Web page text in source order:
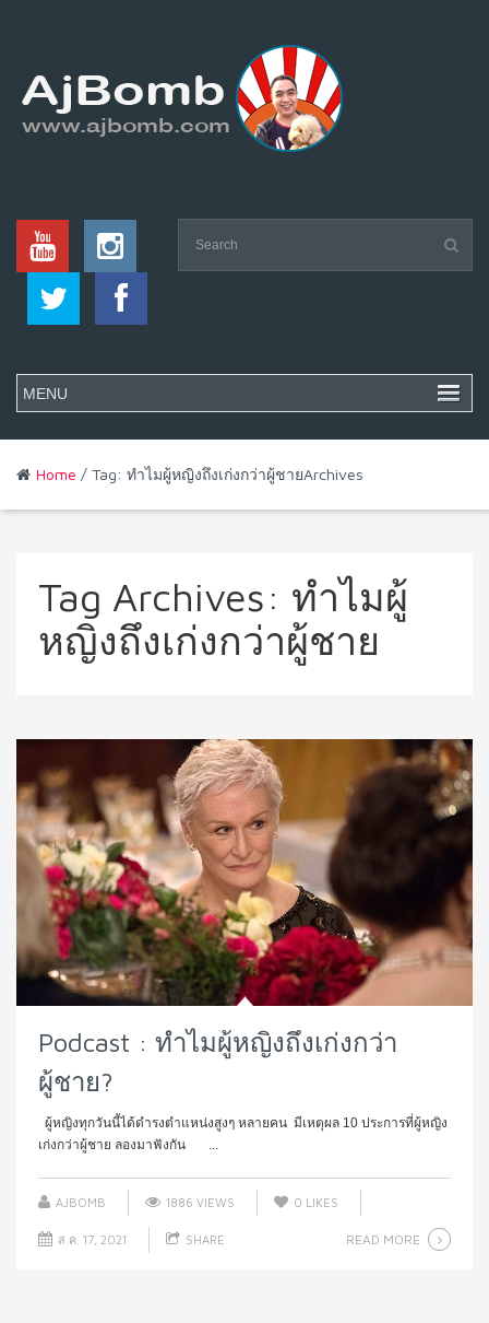
Home / Tag: ทำไมผู้หญิงถึงเก่งกว่าผู้ชายArchives
Tag Archives: ทำไมผู้
หญิงถึงเก่งกว่าผู้ชาย
Podcast : ทำไมผู้หญิงถึงเก่งกว่า
ผู้ชาย?
ผู้หญิงทุกวันนี้ได้ดำรงตำแหน่งสูงๆ หลายคน มีเหตุผล 10 ประการที่ผู้หญิง
เก่งกว่าผู้ชาย ลองมาฟังกัน ...
AJBOMB 1886 VIEWS 0 LIKES
ส.ค. 17, 2021 SHARE READ MORE